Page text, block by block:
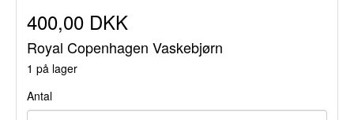
400,00 DKK
Royal Copenhagen Vaskebjørn
1 på lager
Antal